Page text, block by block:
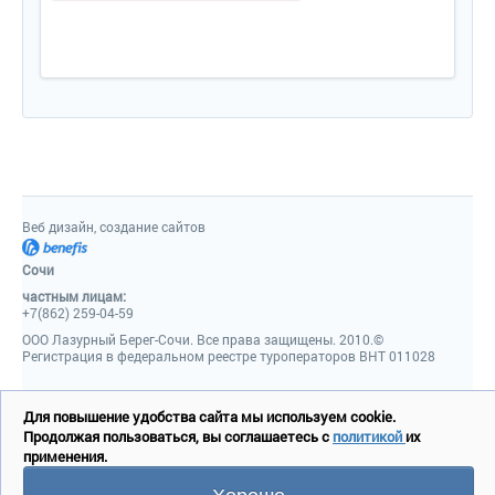
Санузел – умывальник, зеркало, унитаз, ванна,
- уборка номера – ежедневно;
Состоит из спальни и гостиной.
Количество основных мест – 2.
Дополнительное место – 2 (диван-кровать).
Площадь – 35-50 кв.м.
Балкон – да, балкон/лоджия, вид на море.
Мебель – одна двуспальная кровать, прикроватные
тумбочки, туалетный столик с зеркалом/комод, шкаф в
и стулья, шкаф-горка с посудой в гостиной, вешалка в
прихожей.
Оборудование – кондиционер, телевизор, телефон,
холодильник, настенные светильники, сейф, электрочайник,
проводной интернет (можно взять роутер напрокат).
Веб дизайн, создание сайтов
Сочи
частным лицам:
+7(862) 259-04-59
ООО Лазурный Берег-Сочи. Все права защищены. 2010.©
Регистрация в федеральном реестре туроператоров ВНТ 011028
Для повышение удобства сайта мы используем cookie.
Продолжая пользоваться, вы соглашаетесь с политикойих
применения.